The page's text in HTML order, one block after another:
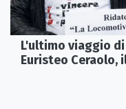
L'ultimo viaggio
Euristeo Ceraolo,